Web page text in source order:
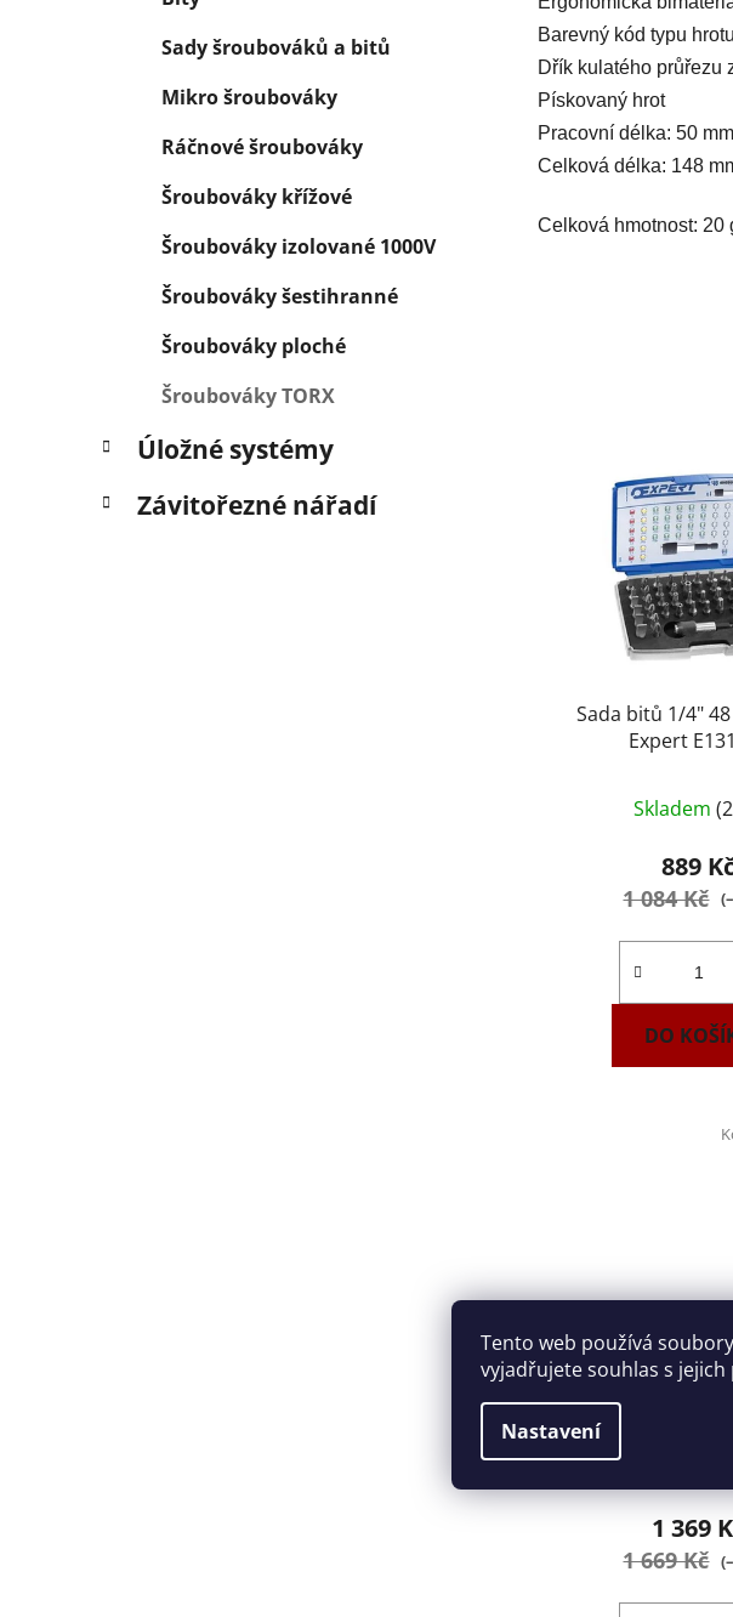
Tento web používá
vyjadřujete souhlas s jejich
Nastavení
Sady šroubováků a bitů
Mikro šroubováky
Ráčnové šroubováky
Šroubováky křížové
Šroubováky izolované 1000V
Šroubováky šestihranné
Šroubováky ploché
Šroubováky TORX
Úložné systémy
Závitořezné nářadí
Barevný kód typu
Dřík kulatého průřezu
Pískovaný hrot
Pracovní délka: 50 mm
Celková délka: 148
Celková hmotnost: 20
Sada bitů 1/4"
Expert
Skladem
889
1 084 Kč
DO
Sada
PROTWIST
1 369
1 669 Kč